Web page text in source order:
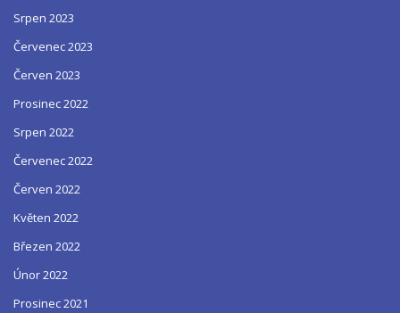
Srpen 2023
Červenec 2023
Červen 2023
Prosinec 2022
Srpen 2022
Červenec 2022
Červen 2022
Květen 2022
Březen 2022
Únor 2022
Prosinec 2021